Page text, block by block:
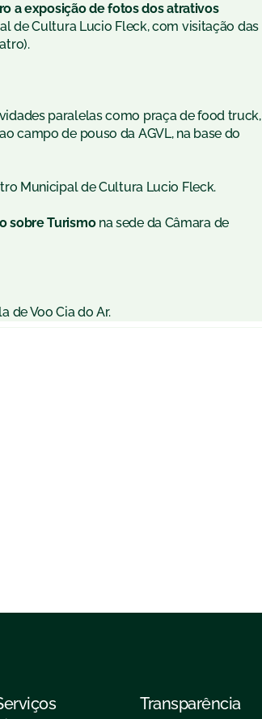
a exposição de fotos dos atrativos
de Cultura Lucio Fleck, com visitação das
.
paralelas como praça de food truck,
campo de pouso da AGVL, na base do
Municipal de Cultura Lucio Fleck.
sobre Turismona sede da Câmara de
de Voo Cia do Ar.
Transparência